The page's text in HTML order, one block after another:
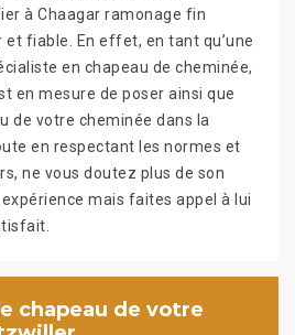
à Chaagar ramonage fin
et fiable. En effet, en tant qu’une
en chapeau de cheminée,
en mesure de poser ainsi que
de votre cheminée dans la
en respectant les normes et
ne vous doutez plus de son
mais faites appel à lui
chapeau de votre